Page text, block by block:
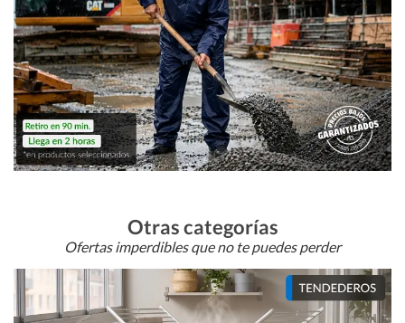
Otras categorías
Ofertas imperdibles que no te puedes perder